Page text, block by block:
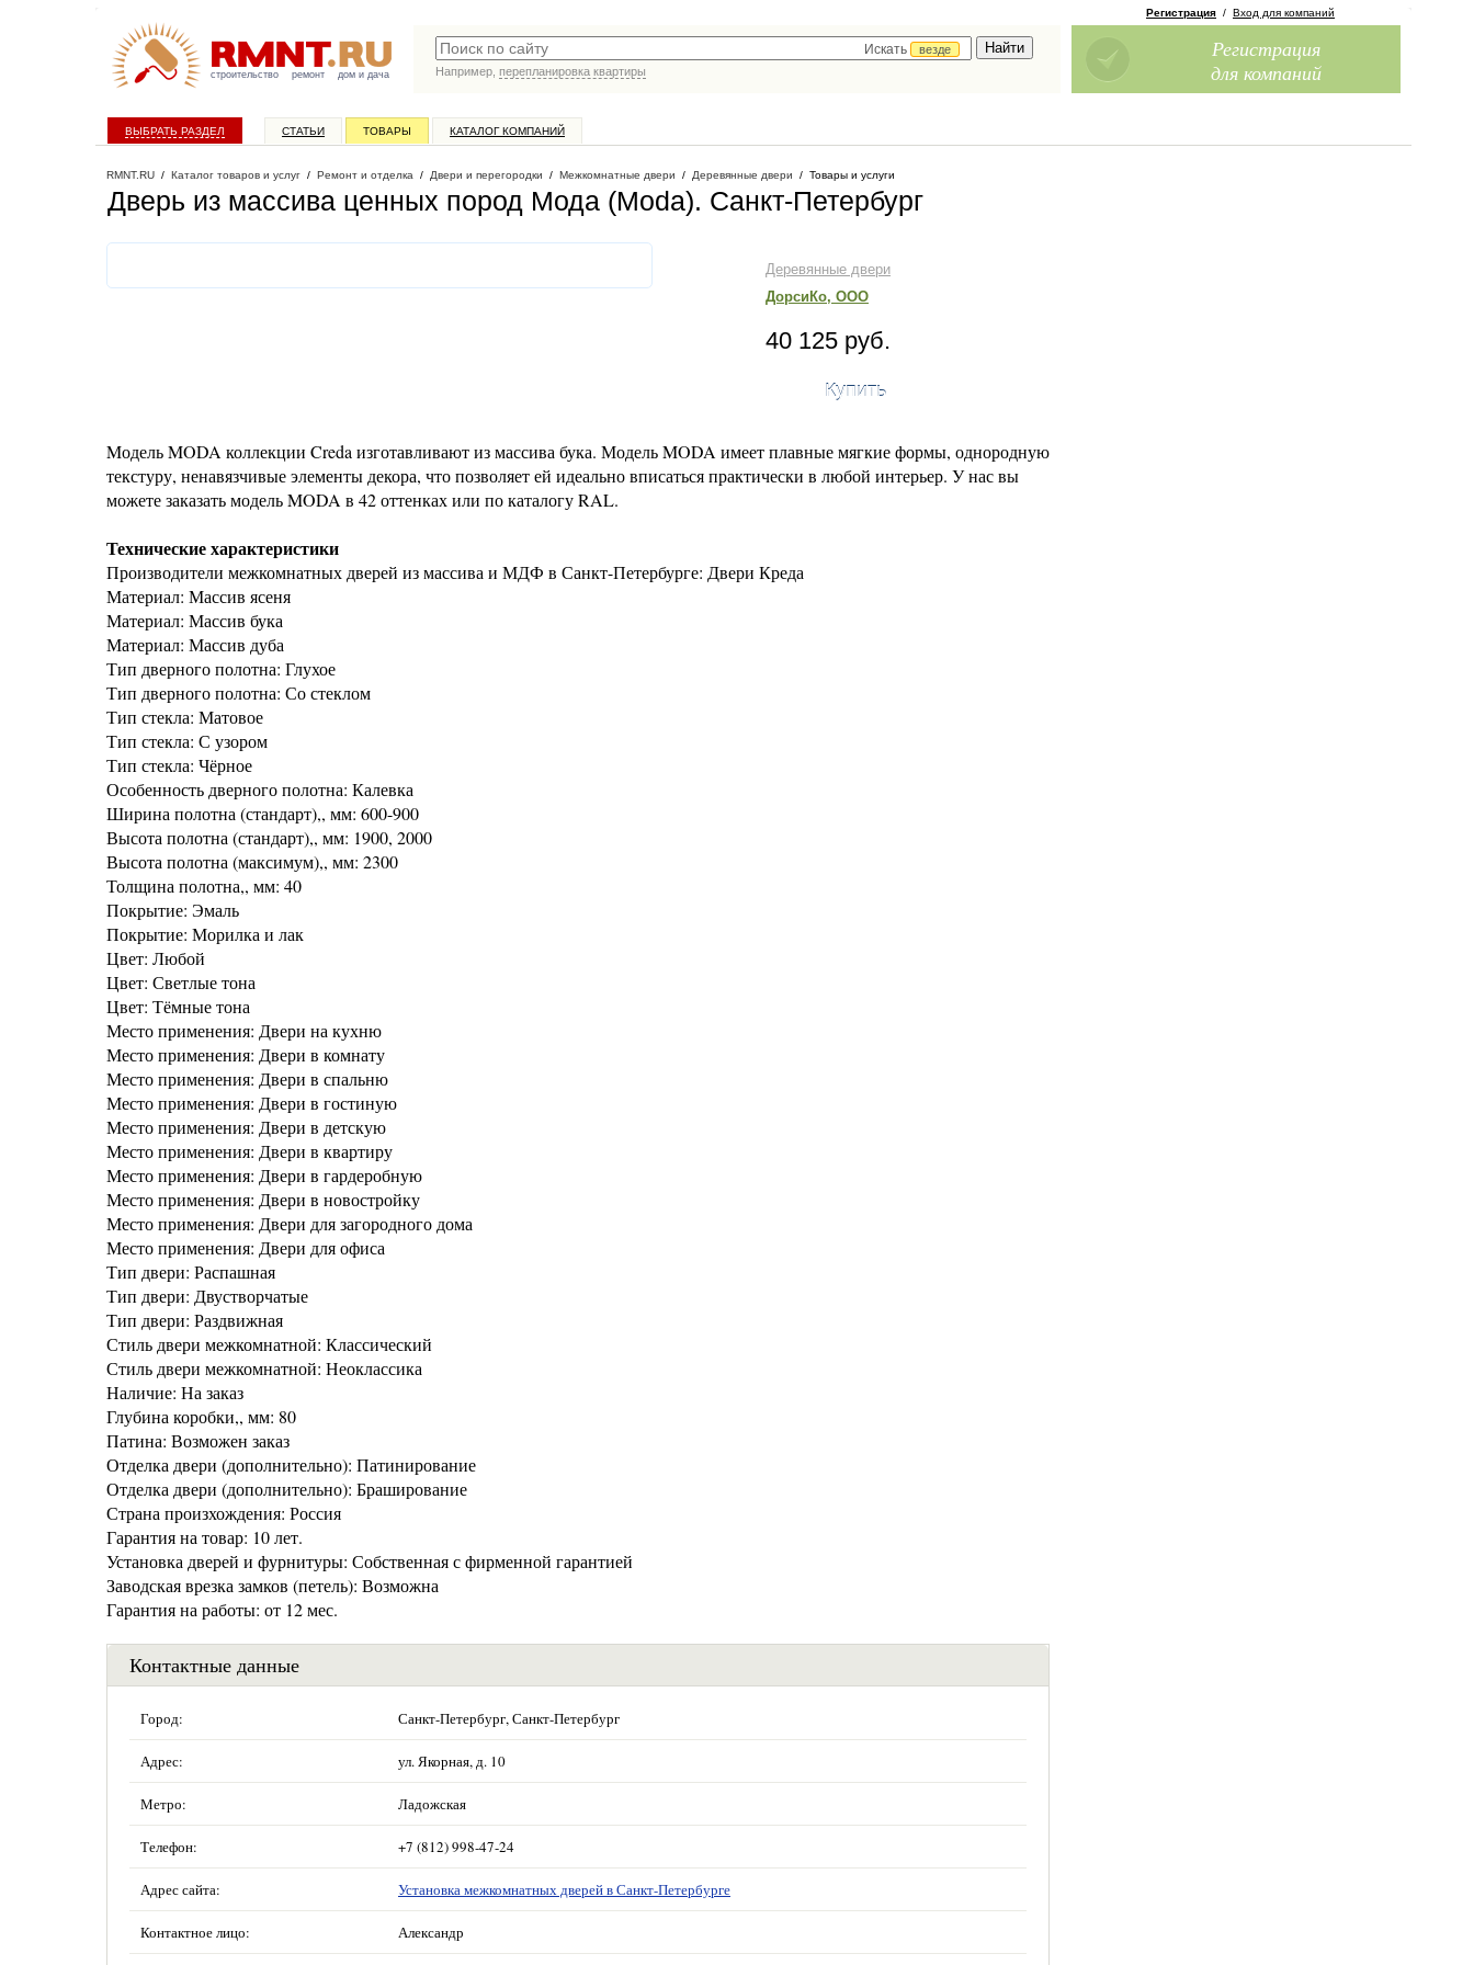
строительство ремонт дом и дача
Искать
везде
Например, перепланировка квартиры
Регистрация / Вход для компаний
Регистрация
для компаний
ВЫБРАТЬ РАЗДЕЛ СТАТЬИ ТОВАРЫ КАТАЛОГ КОМПАНИЙ
RMNT.RU / Каталог товаров и услуг / Ремонт и отделка / Двери и перегородки / Межкомнатные двери / Деревянные двери / Товары и услуги
Дверь из массива ценных пород Мода (Moda). Санкт-Петербург
Деревянные двери
ДорсиКо, ООО
40 125 руб.
Купить
Mодель MODA коллекции Creda изготавливают из массива бука. Модель MODA имеет плавные мягкие формы, однородную
текстуру, ненавязчивые элементы декора, что позволяет ей идеально вписаться практически в любой интерьер. У нас вы
можете заказать модель MODA в 42 оттенках или по каталогу RAL.
Технические характеристики
Производители межкомнатных дверей из массива и МДФ в Санкт-Петербурге: Двери Креда
Материал: Массив ясеня
Материал: Массив бука
Материал: Массив дуба
Тип дверного полотна: Глухое
Тип дверного полотна: Со стеклом
Тип стекла: Матовое
Тип стекла: С узором
Тип стекла: Чёрное
Особенность дверного полотна: Калевка
Ширина полотна (стандарт),, мм: 600-900
Высота полотна (стандарт),, мм: 1900, 2000
Высота полотна (максимум),, мм: 2300
Толщина полотна,, мм: 40
Покрытие: Эмаль
Покрытие: Морилка и лак
Цвет: Любой
Цвет: Светлые тона
Цвет: Тёмные тона
Место применения: Двери на кухню
Место применения: Двери в комнату
Место применения: Двери в спальню
Место применения: Двери в гостиную
Место применения: Двери в детскую
Место применения: Двери в квартиру
Место применения: Двери в гардеробную
Место применения: Двери в новостройку
Место применения: Двери для загородного дома
Место применения: Двери для офиса
Тип двери: Распашная
Тип двери: Двустворчатые
Тип двери: Раздвижная
Стиль двери межкомнатной: Классический
Стиль двери межкомнатной: Неоклассика
Наличие: На заказ
Глубина коробки,, мм: 80
Патина: Возможен заказ
Отделка двери (дополнительно): Патинирование
Отделка двери (дополнительно): Браширование
Страна произхождения: Россия
Гарантия на товар: 10 лет.
Установка дверей и фурнитуры: Собственная с фирменной гарантией
Заводская врезка замков (петель): Возможна
Гарантия на работы: от 12 мес.
Контактные данные
Город: Санкт-Петербург, Санкт-Петербург
Адрес: ул. Якорная, д. 10
Метро: Ладожская
Телефон: +7 (812) 998-47-24
Адрес сайта: Установка межкомнатных дверей в Санкт-Петербурге
Контактное лицо: Александр